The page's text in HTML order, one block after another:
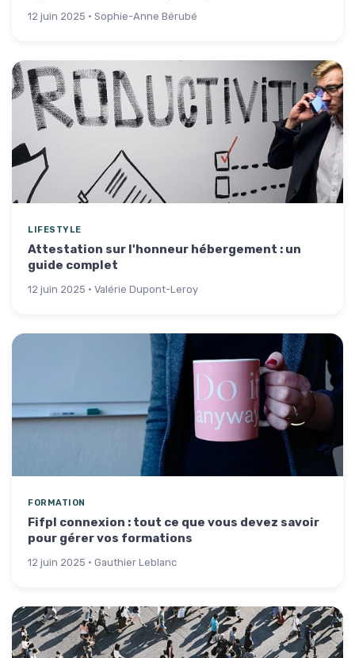
12 juin 2025 · Sophie-Anne Bérubé
LIFESTYLE
Attestation sur l'honneur hébergement : un
guide complet
12 juin 2025 · Valérie Dupont-Leroy
FORMATION
Fifpl connexion : tout ce que vous devez savoir
pour gérer vos formations
12 juin 2025 · Gauthier Leblanc